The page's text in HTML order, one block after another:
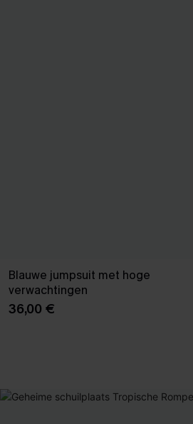
Blauwe jumpsuit met hoge
verwachtingen
36,00 €